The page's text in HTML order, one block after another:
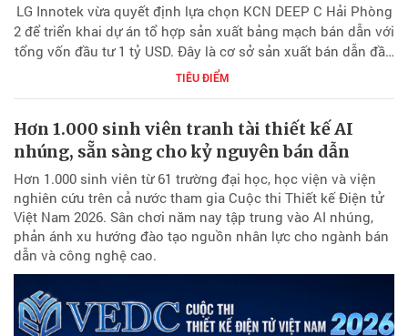
LG Innotek vừa quyết định lựa chọn KCN DEEP C Hải Phòng
2 để triển khai dự án tổ hợp sản xuất bảng mạch bán dẫn với
tổng vốn đầu tư 1 tỷ USD. Đây là cơ sở sản xuất bán dẫn đầu
tiên của LG Innotek được xây dựng bên ngoài lãnh thổ Hàn
TIÊU ĐIỂM
Hơn 1.000 sinh viên tranh tài thiết kế AI
nhúng, sẵn sàng cho kỷ nguyên bán dẫn
Hơn 1.000 sinh viên từ 61 trường đại học, học viện và viện
nghiên cứu trên cả nước tham gia Cuộc thi Thiết kế Điện tử
Việt Nam 2026. Sân chơi năm nay tập trung vào AI nhúng,
phản ánh xu hướng đào tạo nguồn nhân lực cho ngành bán
dẫn và công nghệ cao.